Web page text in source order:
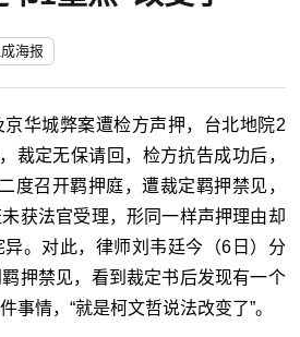
海报
京华城弊案遭检方声押，台北地院2
裁定无保请回，检方抗告成功后，
度召开羁押庭，遭裁定羁押禁见，
获法官受理，形同一样声押理由却
。对此，律师刘韦廷今（6日）分
押禁见，看到裁定书后发现有一个
事情，“就是柯文哲说法改变了”。